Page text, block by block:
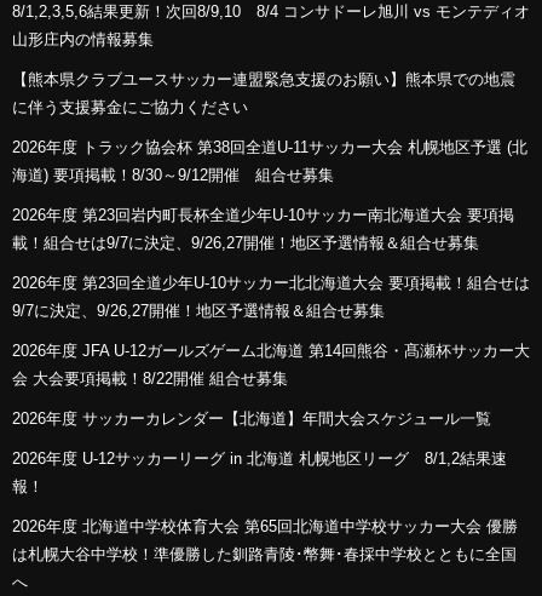
8/1,2,3,5,6結果更新！次回8/9,10 8/4 コンサドーレ旭川 vs モンテディオ
山形庄内の情報募集
【熊本県クラブユースサッカー連盟緊急支援のお願い】熊本県での地震
に伴う支援募金にご協力ください
2026年度 トラック協会杯 第38回全道U-11サッカー大会 札幌地区予選 (北
海道) 要項掲載！8/30～9/12開催 組合せ募集
2026年度 第23回岩内町長杯全道少年U-10サッカー南北海道大会 要項掲
載！組合せは9/7に決定、9/26,27開催！地区予選情報＆組合せ募集
2026年度 第23回全道少年U-10サッカー北北海道大会 要項掲載！組合せは
9/7に決定、9/26,27開催！地区予選情報＆組合せ募集
2026年度 JFA U-12ガールズゲーム北海道 第14回熊谷・髙瀬杯サッカー大
会 大会要項掲載！8/22開催 組合せ募集
2026年度 サッカーカレンダー【北海道】年間大会スケジュール一覧
2026年度 U-12サッカーリーグ in 北海道 札幌地区リーグ 8/1,2結果速
報！
2026年度 北海道中学校体育大会 第65回北海道中学校サッカー大会 優勝
は札幌大谷中学校！準優勝した釧路青陵･幣舞･春採中学校とともに全国
へ